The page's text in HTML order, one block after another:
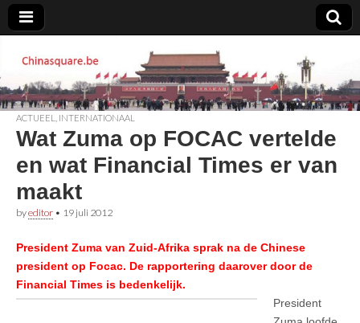
Chinasquare.be
ACTUEEL INTERNATIONAAL
Wat Zuma op FOCAC vertelde
en wat Financial Times er van
maakt
byeditor • 19 juli 2012
President Zuma van Zuid-Afrika sprak na de Chinese
president op Focac. De rapportering daarover door de
Financial Times is bedenkelijk.
President